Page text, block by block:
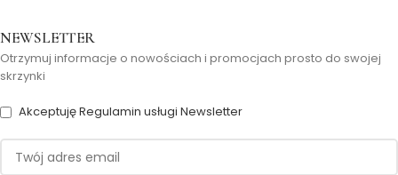
NEWSLETTER
Otrzymuj informacje o nowościach i promocjach prosto do swojej
skrzynki
Akceptuję Regulamin usługi Newsletter